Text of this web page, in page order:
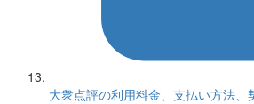
大衆点評の利用料金、支払い方法、